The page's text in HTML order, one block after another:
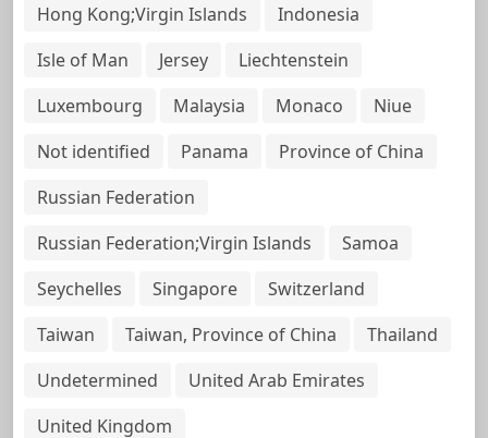
Hong Kong;Virgin Islands
Indonesia
Isle of Man
Jersey
Liechtenstein
Luxembourg
Malaysia Monaco
Niue
Not identified
Panama
Province of China
Russian Federation
Russian Federation;Virgin Islands
Samoa
Seychelles
Singapore
Switzerland
Taiwan
Taiwan, Province of China
Thailand
Undetermined
United Arab Emirates
United Kingdom